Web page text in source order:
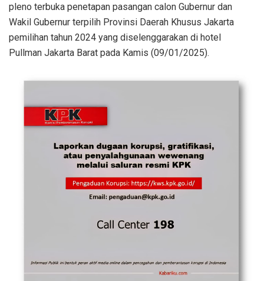
pleno terbuka penetapan pasangan calon Gubernur dan
Wakil Gubernur terpilih Provinsi Daerah Khusus Jakarta
pemilihan tahun 2024 yang diselenggarakan di hotel
Pullman Jakarta Barat pada Kamis (09/01/2025).